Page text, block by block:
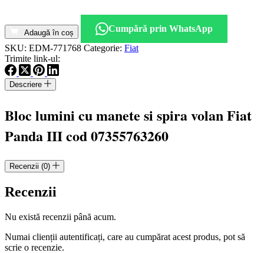
Bloc
lumini
cu
manete
si
spira
volan
III
07355763260
Adaugă în coș
Cumpără prin WhatsApp
SKU: EDM-771768 Categorie: Fiat
Trimite link-ul:
Descriere
Bloc lumini cu manete si spira volan Fiat
Panda III cod 07355763260
Recenzii (0)
Recenzii
Nu există recenzii până acum.
Numai clienții autentificați, care au cumpărat acest produs, pot să
scrie o recenzie.